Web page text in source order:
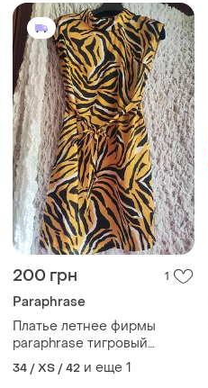
200 грн 1
Paraphrase
Платье летнее фирмы
paraphrase тигровый
(леопардовый) принт,
прямого кроя, xs, s
34 / XS / 42 и еще 1